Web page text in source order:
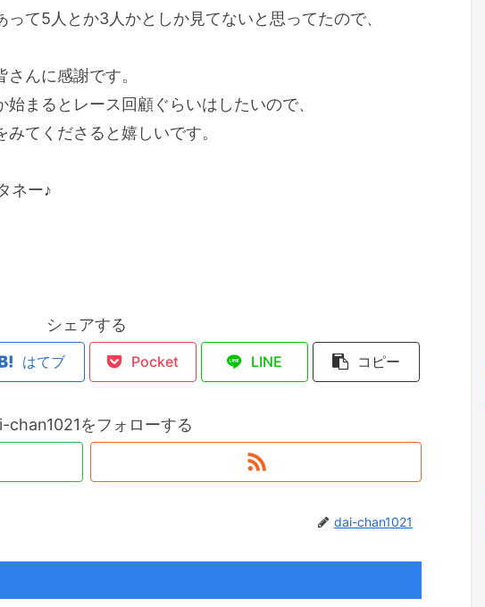
て5人とか3人かとしか見てないと思ってたので、
んに感謝です。
まるとレース回顧ぐらいはしたいので、
てくださると嬉しいです。
ネー♪
シェアする
はてブ Pocket LINE コピー
chan1021をフォローする
dai-chan1021